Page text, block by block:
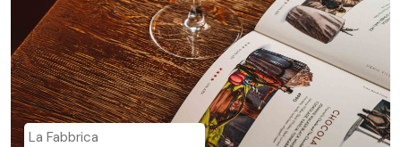
La Fabbrica